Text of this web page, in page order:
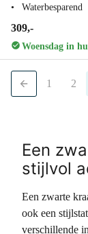
Waterbesparend
309,-
Woensdag in
1 2
Een
stijlvol
Een zwarte
ook een
verschillende